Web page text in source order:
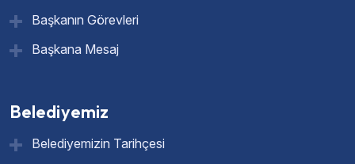
Başkanın Görevleri
Başkana Mesaj
Belediyemiz
Belediyemizin Tarihçesi